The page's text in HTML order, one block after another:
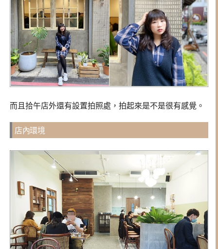
而且拾午店外還有設置拍照處，拍起來是不是很有感覺。
店內環境